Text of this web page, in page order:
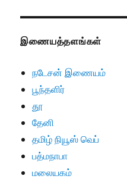
இணையத்தளங்கள்
நடேசன் இணையம்
பூந்தளிர்
தூ
தேனி
தமிழ் நியூஸ் வெப்
பத்மநாபா
மலையகம்